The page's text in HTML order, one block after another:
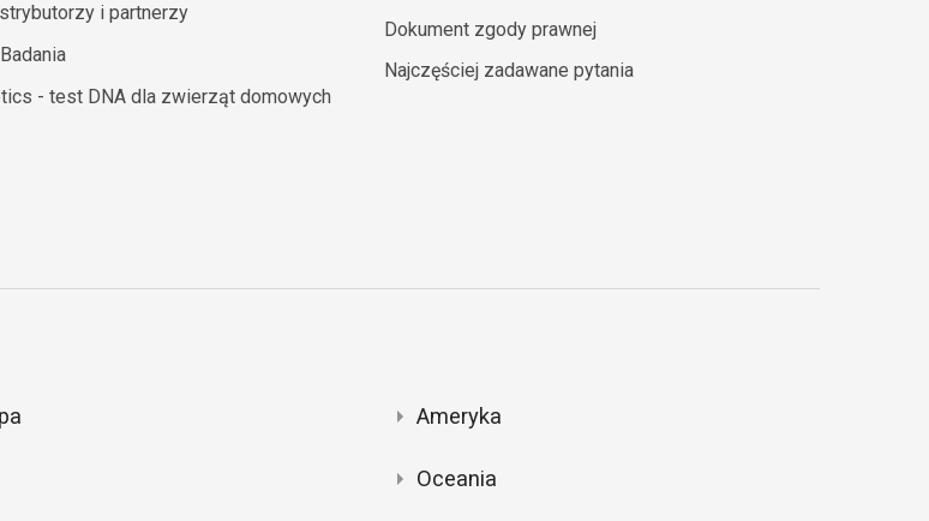
i partnerzy
- test DNA dla zwierząt domowych
Dokument zgody prawnej
Najczęściej zadawane pytania
Ameryka
Oceania